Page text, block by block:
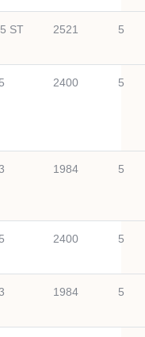
ST 2521 5
2400 5
1984 5
2400 5
1984 5